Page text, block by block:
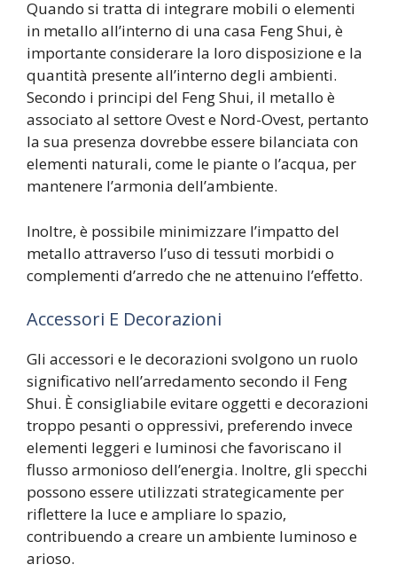
Quando si tratta di integrare mobili o elementi
in metallo all’interno di una casa Feng Shui, è
importante considerare la loro disposizione e la
quantità presente all’interno degli ambienti.
Secondo i principi del Feng Shui, il metallo è
associato al settore Ovest e Nord-Ovest, pertanto
la sua presenza dovrebbe essere bilanciata con
elementi naturali, come le piante o l’acqua, per
mantenere l’armonia dell’ambiente.
Inoltre, è possibile minimizzare l’impatto del
metallo attraverso l’uso di tessuti morbidi o
complementi d’arredo che ne attenuino l’effetto.
Accessori E Decorazioni
Gli accessori e le decorazioni svolgono un ruolo
significativo nell’arredamento secondo il Feng
Shui. È consigliabile evitare oggetti e decorazioni
troppo pesanti o oppressivi, preferendo invece
elementi leggeri e luminosi che favoriscano il
flusso armonioso dell’energia. Inoltre, gli specchi
possono essere utilizzati strategicamente per
riflettere la luce e ampliare lo spazio,
contribuendo a creare un ambiente luminoso e
arioso.